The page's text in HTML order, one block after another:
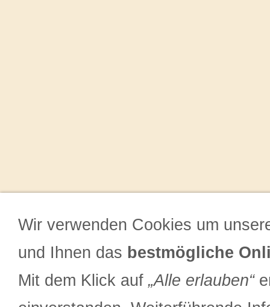
Wir verwenden Cookies um
und Ihnen das bestmögliche
Mit dem Klick auf „Alle erlauben“